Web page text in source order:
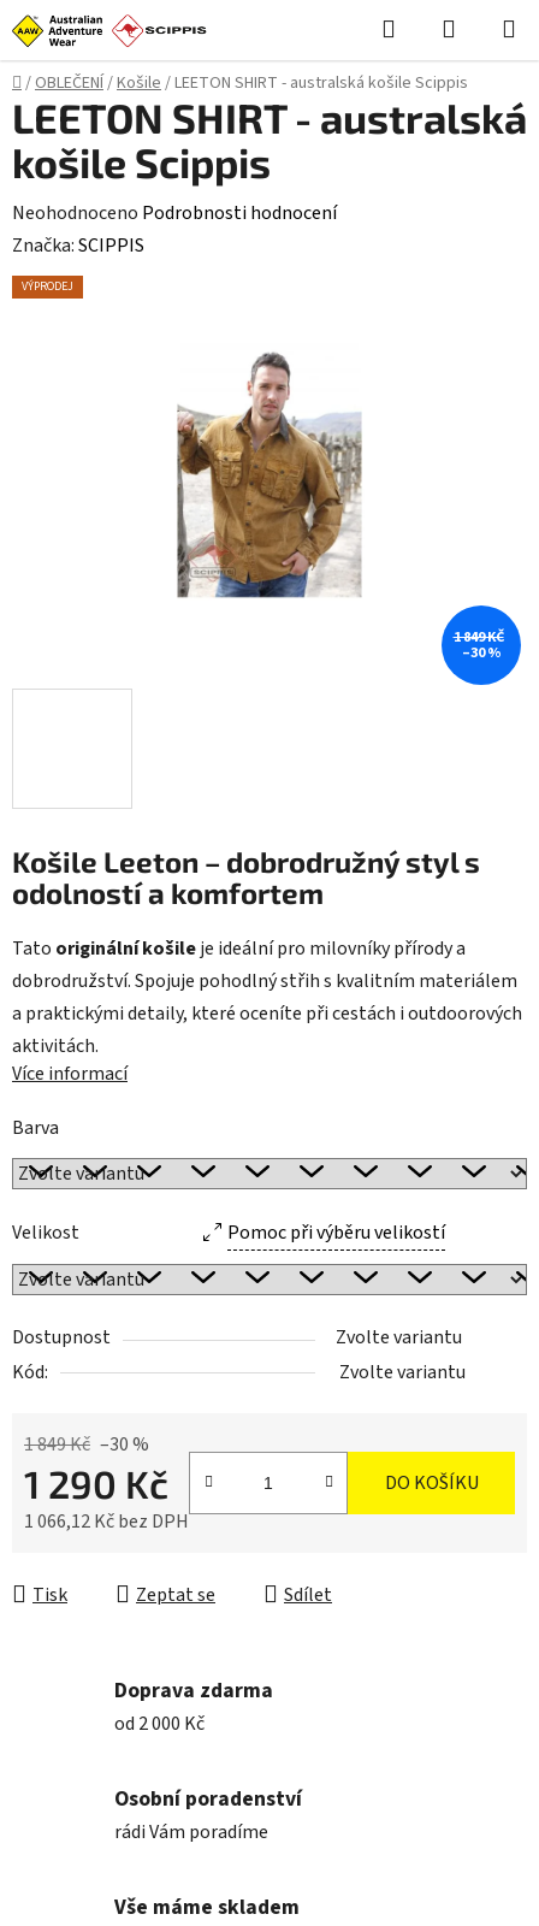
Přejít
na
obsah
Hledat
KOŠÍK
Domů
/OBLEČENÍ/Košile/LEETON SHIRT - australská košile Scippis
Košile Leeton – dobrodružný styl s
odolností a komfortem
Tato originální košileje ideální pro milovníky přírody a
dobrodružství. Spojuje pohodlný střih s kvalitním materiálem
a praktickými detaily, které oceníte při cestách i outdoorových
aktivitách.
Více informací
Barva
Velikost Pomoc při výběru velikostí
Dostupnost
Zvolte variantu
Kód:
Zvolte variantu
1 849 Kč –30 %
1 290 Kč
1 066,12 Kč bez DPH
DO KOŠÍKU
Tisk Zeptat se Sdílet
LEETON SHIRT - australská
košile Scippis
Průměrné
hodnocení
produktu
Neohodnoceno Podrobnosti hodnocení
Značka:SCIPPIS
VÝPRODEJ
1 849 KČ
–30 %
Doprava zdarma
od 2 000 Kč
Osobní poradenství
rádi Vám poradíme
Vše máme skladem